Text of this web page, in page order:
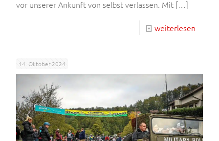
vor unserer Ankunft von selbst verlassen. Mit […]
weiterlesen
14. Oktober 2024